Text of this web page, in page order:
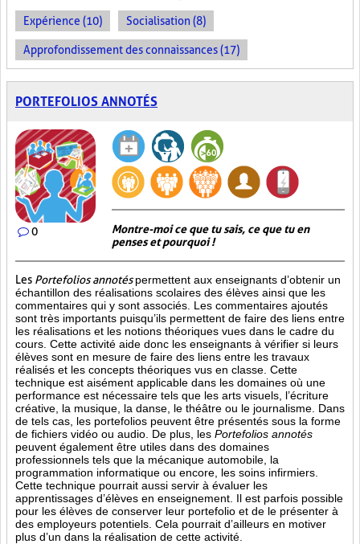
Expérience (10) Socialisation (8)
Approfondissement des connaissances (17)
PORTEFOLIOS ANNOTÉS
0
Montre-moi ce que tu sais, ce que tu en
penses et pourquoi !
Les Portefolios annotés permettent aux enseignants d’obtenir un
échantillon des réalisations scolaires des élèves ainsi que les
commentaires qui y sont associés. Les commentaires ajoutés
sont très importants puisqu’ils permettent de faire des liens entre
les réalisations et les notions théoriques vues dans le cadre du
cours. Cette activité aide donc les enseignants à vérifier si leurs
élèves sont en mesure de faire des liens entre les travaux
réalisés et les concepts théoriques vus en classe. Cette
technique est aisément applicable dans les domaines où une
performance est nécessaire tels que les arts visuels, l’écriture
créative, la musique, la danse, le théâtre ou le journalisme. Dans
de tels cas, les portefolios peuvent être présentés sous la forme
de fichiers vidéo ou audio. De plus, les Portefolios annotés
peuvent également être utiles dans des domaines
professionnels tels que la mécanique automobile, la
programmation informatique ou encore, les soins infirmiers.
Cette technique pourrait aussi servir à évaluer les
apprentissages d’élèves en enseignement. Il est parfois possible
pour les élèves de conserver leur portefolio et de le présenter à
des employeurs potentiels. Cela pourrait d’ailleurs en motiver
plus d’un dans la réalisation de cette activité.